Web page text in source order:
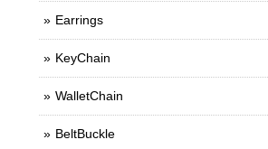
Earrings
KeyChain
WalletChain
BeltBuckle